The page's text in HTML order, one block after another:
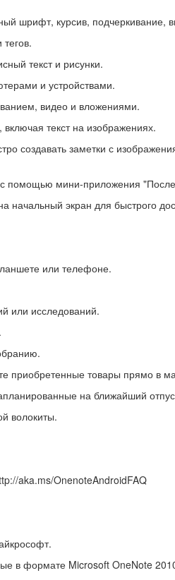
шрифт, курсив, подчеркивание,
текст и рисунки.
и устройствами.
видео и вложениями.
текст на изображениях.
создавать заметки с
помощью мини-приложения
начальный экран для быстрого
или телефоне.
или исследований.
приобретенные товары прямо в
на ближайший
волокиты.
aka.ms/OnenoteAndroidFAQ
в формате Microsoft OneNote